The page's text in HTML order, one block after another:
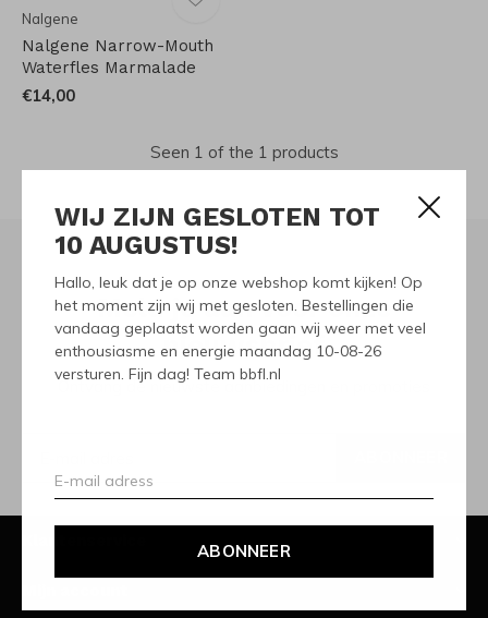
WIJ ZIJN GESLOTEN TOT
10 AUGUSTUS!
Hallo, leuk dat je op onze webshop komt kijken! Op
het moment zijn wij met gesloten. Bestellingen die
vandaag geplaatst worden gaan wij weer met veel
enthousiasme en energie maandag 10-08-26
versturen. Fijn dag! Team bbfl.nl
ABONNEER
Nalgene
Nalgene Narrow-Mouth
Waterfles Marmalade
€14,00
Seen 1 of the 1 products
Meld je aan voor onze
nieuwsbrief
Ontvang de nieuwste aanbiedingen en promoties